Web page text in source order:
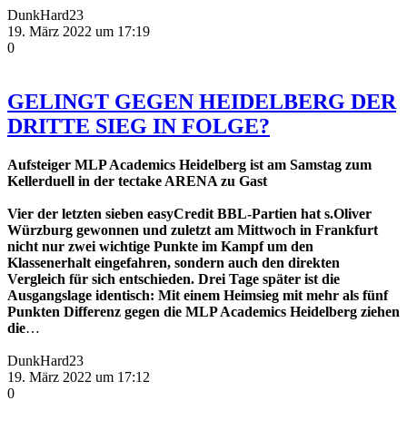
DunkHard23
19. März 2022 um 17:19
0
GELINGT GEGEN HEIDELBERG DER
DRITTE SIEG IN FOLGE?
Aufsteiger MLP Academics Heidelberg ist am Samstag zum
Kellerduell in der tectake ARENA zu Gast
Vier der letzten sieben easyCredit BBL-Partien hat s.Oliver
Würzburg gewonnen und zuletzt am Mittwoch in Frankfurt
nicht nur zwei wichtige Punkte im Kampf um den
Klassenerhalt eingefahren, sondern auch den direkten
Vergleich für sich entschieden. Drei Tage später ist die
Ausgangslage identisch: Mit einem Heimsieg mit mehr als fünf
Punkten Differenz gegen die MLP Academics Heidelberg ziehen
die…
DunkHard23
19. März 2022 um 17:12
0